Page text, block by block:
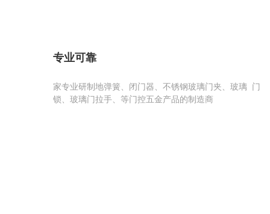
专业可靠
家专业研制地弹簧、闭门器、不锈钢玻璃门夹、玻璃 门
锁、玻璃门拉手、等门控五金产品的制造商